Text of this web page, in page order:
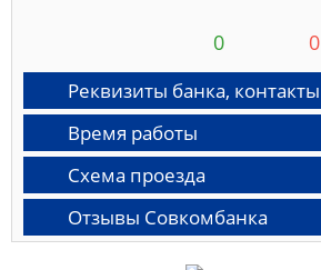
0 0
Реквизиты банка, контакты
Время работы
Схема проезда
Отзывы Совкомбанка